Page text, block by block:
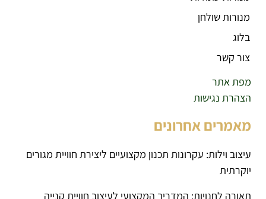
מנורות שולחן
בלוג
צור קשר
מפת אתר
הצהרת נגישות
מאמרים אחרונים
עיצוב וילות: עקרונות תכנון מקצועיים ליצירת חוויית מגורים
יוקרתית
תאורה לחנויות: המדריך המקצועי לעיצוב חוויית קנייה